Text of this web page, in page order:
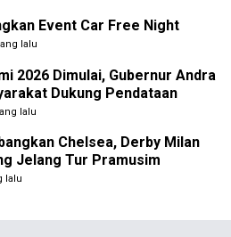
Event Car Free Night
lalu
2026 Dimulai, Gubernur Andra
Dukung Pendataan
lalu
Chelsea, Derby Milan
Jelang Tur Pramusim
lalu